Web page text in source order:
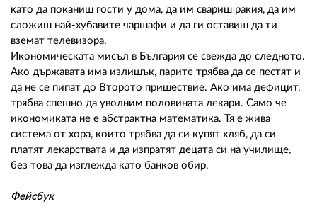
като да поканиш гости у дома, да им свариш ракия, да им
сложиш най-хубавите чаршафи и да ги оставиш да ти
вземат телевизора.
Икономическата мисъл в България се свежда до следното.
Ако държавата има излишък, парите трябва да се пестят и
да не се пипат до Второто пришествие. Ако има дефицит,
трябва спешно да уволним половината лекари. Само че
икономиката не е абстрактна математика. Тя е жива
система от хора, които трябва да си купят хляб, да си
платят лекарствата и да изпратят децата си на училище,
без това да изглежда като банков обир.
Фейсбук